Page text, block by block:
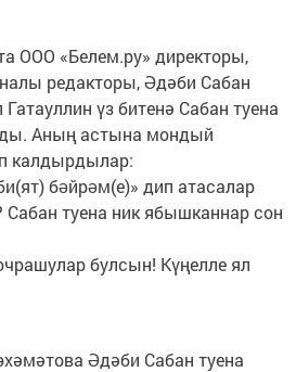
ООО «Белем.ру» директоры,
редакторы, Әдәби Сабан
үз битенә Сабан туена
Аның астына мондый
калдырдылар:
бəйрəм(е)» дип атасалар
туена ник ябышканнар сон
булсын! Күңелле ял
Әдәби Сабан туена